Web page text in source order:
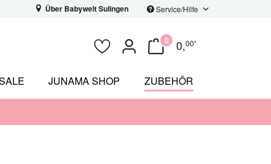
Über Babywelt Sulingen Service/Hilfe
0 0,00*
JUNAMA SHOP ZUBEHÖR